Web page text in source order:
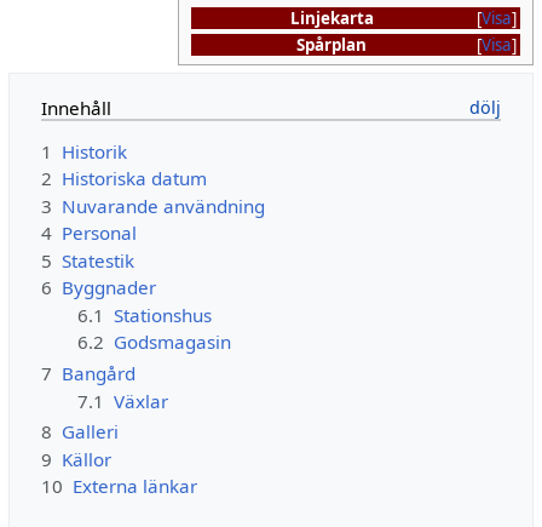
Visa
Linjekarta
Visa
Spårplan
Innehåll
1 Historik
2 Historiska datum
3 Nuvarande användning
4 Personal
5 Statestik
6 Byggnader
6.1 Stationshus
6.2 Godsmagasin
7 Bangård
7.1 Växlar
8 Galleri
9 Källor
10 Externa länkar